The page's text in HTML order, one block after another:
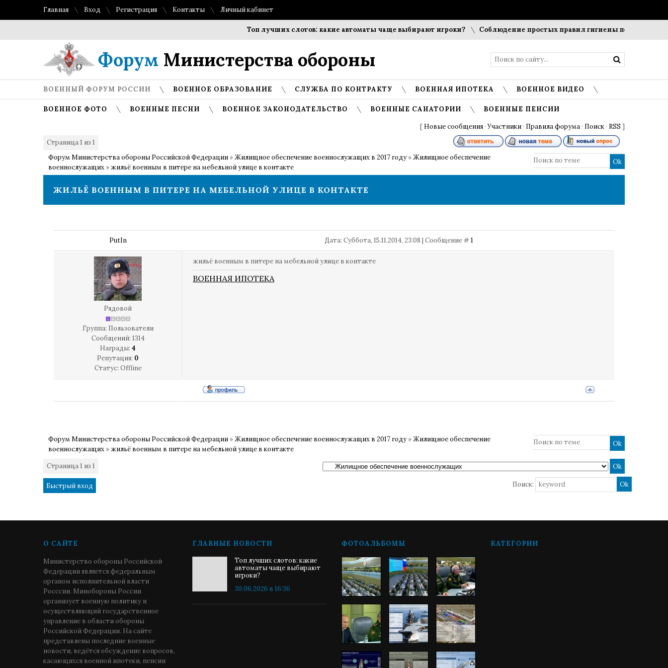
Главная Вход Регистрация Контакты Личный кабинет
Топ лучших слотов: какие автоматы чаще выбирают игроки? Соблюдение простых правил гигиены помогает
Форум Министерства обороны
ВОЕННЫЙ ФОРУМ РОССИИ ВОЕННОЕ ОБРАЗОВАНИЕ СЛУЖБА ПО КОНТРАКТУ ВОЕННАЯ ИПОТЕКА ВОЕННОЕ ВИДЕО
ВОЕННОЕ ФОТО ВОЕННЫЕ ПЕСНИ ВОЕННОЕ ЗАКОНОДАТЕЛЬСТВО ВОЕННЫЕ САНАТОРИИ ВОЕННЫЕ ПЕНСИИ
[ Новые сообщения ·Участники · Правила форума · Поиск · RSS ]
Страница1 из 1
Форум Министерства обороны Российской Федерации »Жилищное обеспечение военнослужащих в 2017 году »Жилищное обеспечение
военнослужащих »жильё военным в питере на мебельной улице в контакте
ЖИЛЬЁ ВОЕННЫМ В ПИТЕРЕ НА МЕБЕЛЬНОЙ УЛИЦЕ В КОНТАКТЕ
PutIn Дата: Суббота, 15.11.2014, 23:08 | Сообщение #1
Рядовой
Группа: Пользователи
Сообщений: 1314
Награды: 4
Репутация: 0
Статус: Offline
жильё военным в питере на мебельной улице в контакте
ВОЕННАЯ ИПОТЕКА
Форум Министерства обороны Российской Федерации »Жилищное обеспечение военнослужащих в 2017 году »Жилищное обеспечение
военнослужащих »жильё военным в питере на мебельной улице в контакте
Страница1 из 1
Поиск:
О САЙТЕ
Министерство обороны Российской
Федерации является федеральным
органом исполнительной власти
Росссии. Минобороны России
организует военную политику и
осуществляющий государственное
управление в области обороны
Российской Федерации. На сайте
представлены последние военные
новости, ведётся обсуждение вопросов,
касающихся военной ипотеки, пенсии
ГЛАВНЫЕ НОВОСТИ
Топ лучших слотов: какие
автоматы чаще выбирают
игроки?
30.06.2026 в 16:36
ФОТОАЛЬБОМЫ КАТЕГОРИИ